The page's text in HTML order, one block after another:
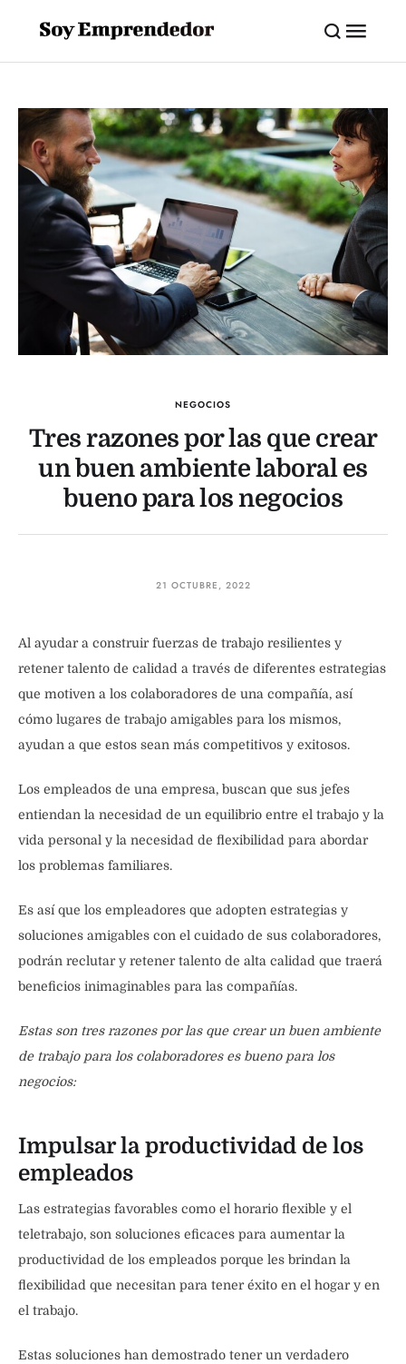
NEGOCIOS
Tres razones por las que crear
un buen ambiente laboral es
bueno para los negocios
21 OCTUBRE, 2022
Al ayudar a construir fuerzas de trabajo resilientes y
retener talento de calidad a través de diferentes estrategias
que motiven a los colaboradores de una compañía, así
cómo lugares de trabajo amigables para los mismos,
ayudan a que estos sean más competitivos y exitosos.
Los empleados de una empresa, buscan que sus jefes
entiendan la necesidad de un equilibrio entre el trabajo y la
vida personal y la necesidad de flexibilidad para abordar
los problemas familiares.
Es así que los empleadores que adopten estrategias y
soluciones amigables con el cuidado de sus colaboradores,
podrán reclutar y retener talento de alta calidad que traerá
beneficios inimaginables para las compañías.
Estas son tres razones por las que crear un buen ambiente
de trabajo para los colaboradores es bueno para los
negocios:
Impulsar la productividad de los
empleados
Las estrategias favorables como el horario flexible y el
teletrabajo, son soluciones eficaces para aumentar la
productividad de los empleados porque les brindan la
flexibilidad que necesitan para tener éxito en el hogar y en
el trabajo.
Estas soluciones han demostrado tener un verdadero